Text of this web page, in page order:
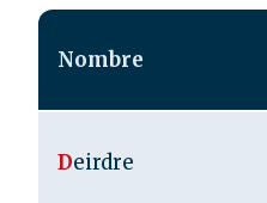
Nombre
Deirdre